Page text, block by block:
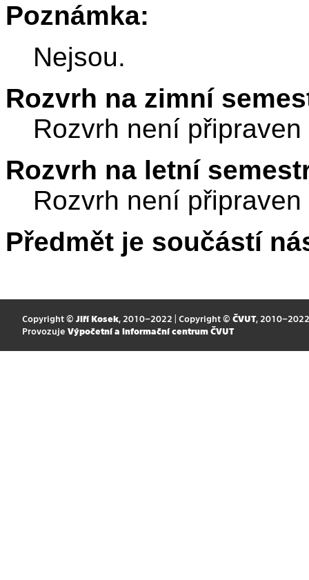
Poznámka:
Nejsou.
Rozvrh na zimní
Rozvrh není připraven
Rozvrh na letní
Rozvrh není připraven
Předmět je součástí
Copyright © Jiří Kosek, 2010–2022 | Copyright © ČVUT, 2010–2022
Provozuje Výpočetní a informační centrum ČVUT